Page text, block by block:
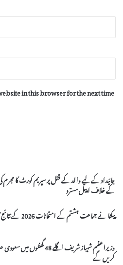
in this browser for the next time
جائیداد کے لیے والد کے قتل پر سپریم کورٹ کا
کے خلاف اپیل مسترد
پیکٹا نے جماعت ہشتم کے امتحانات 2026 کے نتائج کا اعلان کر دیا
وزیراعظم شہباز شریف اگلے 48
کریں گے